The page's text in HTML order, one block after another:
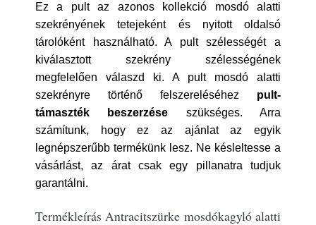
Ez a pult az azonos kollekció mosdó alatti
szekrényének tetejeként és nyitott oldalsó
tárolóként használható. A pult szélességét a
kiválasztott szekrény szélességének
megfelelően válaszd ki. A pult mosdó alatti
szekrényre történő felszereléséhez pult-
támaszték beszerzése szükséges. Arra
számítunk, hogy ez az ajánlat az egyik
legnépszerűbb termékünk lesz. Ne késleltesse a
vásárlást, az árat csak egy pillanatra tudjuk
garantálni.
Termékleírás Antracitszürke mosdókagyló alatti